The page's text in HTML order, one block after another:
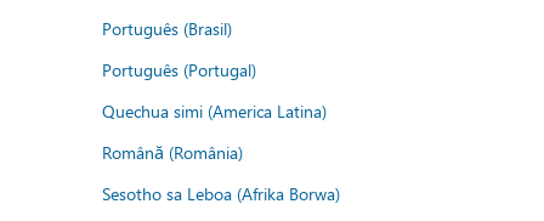
Português (Brasil)
Português (Portugal)
Quechua simi (America Latina)
Română (România)
Sesotho sa Leboa (Afrika Borwa)